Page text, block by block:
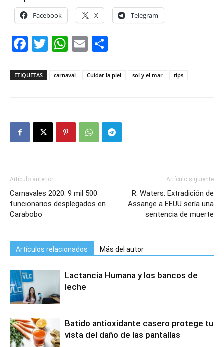
Facebook X Telegram
Facebook
Twitter
WhatsApp
Email
ETIQUETAS carnaval Cuidar la piel sol y el mar tips
Artículo anterior
Carnavales 2020: 9 mil 500
funcionarios desplegados en
Carabobo
Artículo siguiente
R. Waters: Extradición de
Assange a EEUU sería una
sentencia de muerte
Artículos relacionados Más del autor
Lactancia Humana y los bancos de
leche
Batido antioxidante casero protege tu
vista del daño de las pantallas